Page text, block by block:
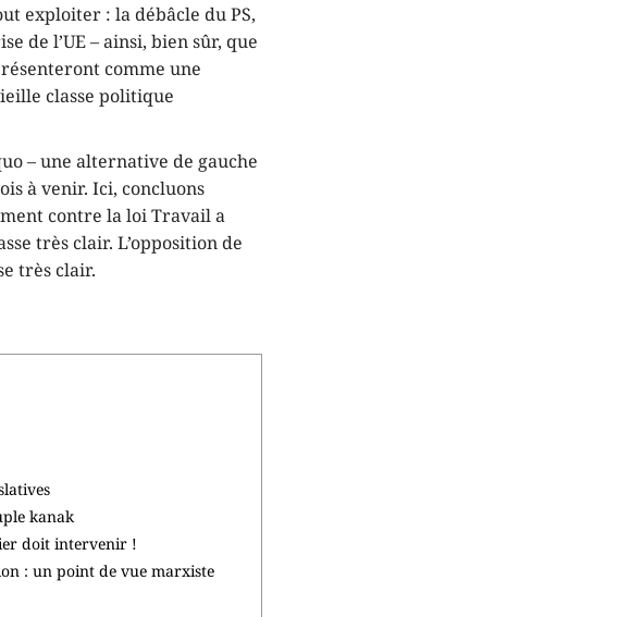
exploiter : la débâcle du PS,
de l’UE – ainsi, bien sûr, que
comme une
classe politique
– une alternative de gauche
à venir. Ici, concluons
contre la loi Travail a
très clair. L’opposition de
très clair.
kanak
doit intervenir !
: un point de vue marxiste